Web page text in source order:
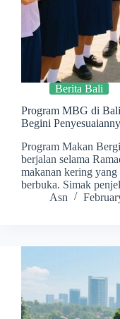
Berita Bali
Program MBG di Bali
Begini
Program Makan
berjalan selama
makanan kering
berbuka. Simak
Asn